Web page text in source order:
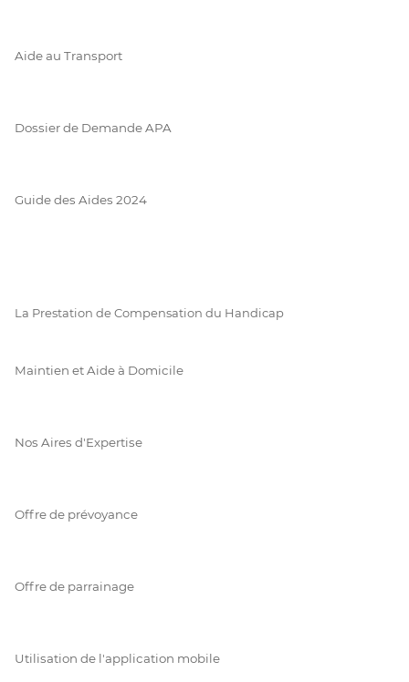
Aide au Transport
Dossier de Demande APA
Guide des Aides 2024
La Prestation de Compensation du Handicap
Maintien et Aide à Domicile
Nos Aires d'Expertise
Offre de prévoyance
Offre de parrainage
Utilisation de l'application mobile